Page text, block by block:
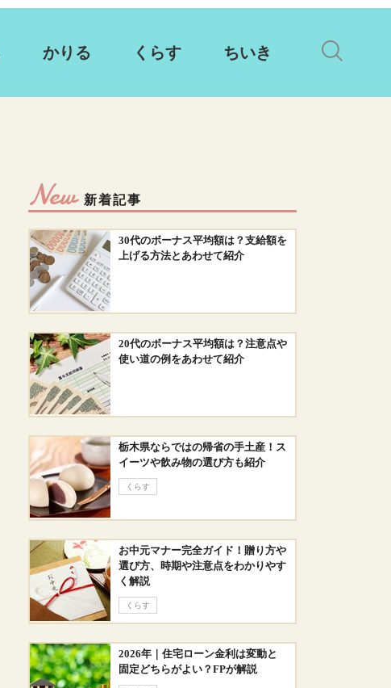
かりる くらす ちいき
New 新着記事
30代のボーナス平均額は？支給額を
上げる方法とあわせて紹介
20代のボーナス平均額は？注意点や
使い道の例をあわせて紹介
栃木県ならではの帰省の手土産！ス
イーツや飲み物の選び方も紹介
くらす
お中元マナー完全ガイド！贈り方や
選び方、時期や注意点をわかりやす
く解説
くらす
2026年｜住宅ローン金利は変動と
固定どちらがよい？FPが解説